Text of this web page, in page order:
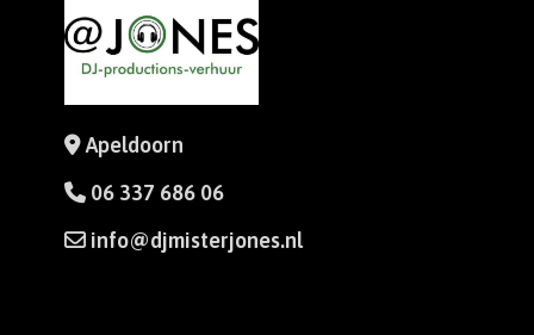
Apeldoorn
06 337 686 06
info@djmisterjones.nl